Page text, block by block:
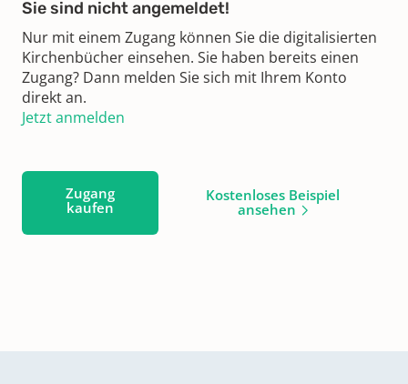
Sie sind nicht angemeldet!
Nur mit einem Zugang können Sie die digitalisierten
Kirchenbücher einsehen. Sie haben bereits einen
Zugang? Dann melden Sie sich mit Ihrem Konto
direkt an.
Jetzt anmelden
Zugang
kaufen
Kostenloses Beispiel
ansehen